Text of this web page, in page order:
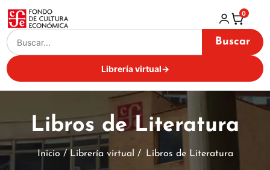
Buscar
Librería virtual→
0
Libros de Literatura
Inicio / Librería virtual / Libros de Literatura